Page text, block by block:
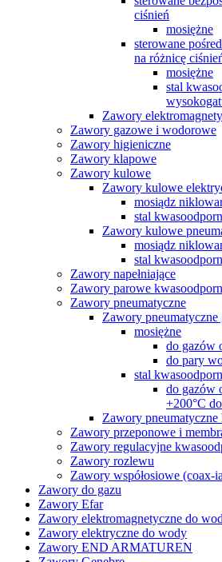
ciśnień
mosiężne
sterowane
na różnicę
mosiężne
stal
Zawory
Zawory gazowe i wodorowe
Zawory higieniczne
Zawory klapowe
Zawory kulowe
Zawory kulowe
mosiądz
stal
Zawory kulowe
mosiądz
stal
Zawory napełniające
Zawory parowe
Zawory pneumatyczne
Zawory
mosiężne
do gazów
do pary
stal
do gazów
+200°C
Zawory pneumatyczne
Zawory przeponowe i
Zawory regulacyjne
Zawory rozlewu
Zawory współosiowe (coax-
Zawory do gazu
Zawory Efar
Zawory elektromagnetyczne do
Zawory elektryczne do wody
Zawory END ARMATUREN